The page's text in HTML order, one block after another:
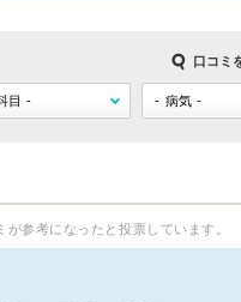
口コミ
が参考になったと投票しています。